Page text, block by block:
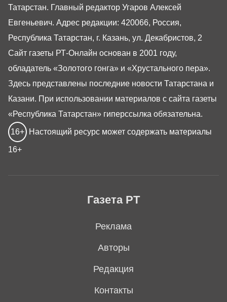
Газета РТ
Реклама
Авторы
Редакция
Контакты
Татарстан. Главный редактор Угаров Алексей
Евгеньевич. Адрес редакции: 420066, Россия,
Республика Татарстан, г. Казань, ул. Декабристов, 2
Сайт газеты РТ-Онлайн основан в 2001 году,
обладатель «Золотого гонга» и «Хрустального пера».
Здесь представлены последние новости Татарстана и
Казани. При использовании материалов с сайта газеты
«Республика Татарстан» гиперссылка обязательна.
16+ Настоящий ресурс может содержать материалы
16+